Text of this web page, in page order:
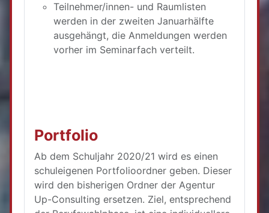
Teilnehmer/innen- und Raumlisten
werden in der zweiten Januarhälfte
ausgehängt, die Anmeldungen werden
vorher im Seminarfach verteilt.
Portfolio
Ab dem Schuljahr 2020/21 wird es einen
schuleigenen Portfolioordner geben. Dieser
wird den bisherigen Ordner der Agentur
Up-Consulting ersetzen. Ziel, entsprechend